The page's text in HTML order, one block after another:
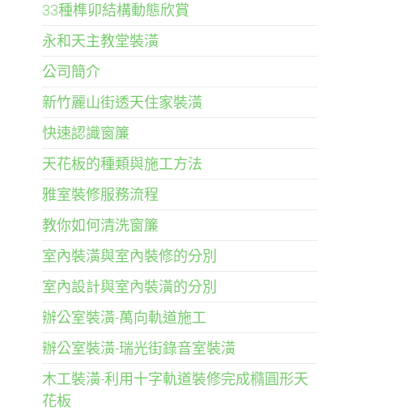
33種榫卯結構動態欣賞
永和天主教堂裝潢
公司簡介
新竹麗山街透天住家裝潢
快速認識窗簾
天花板的種類與施工方法
雅室裝修服務流程
教你如何清洗窗簾
室內裝潢與室內裝修的分別
室內設計與室內裝潢的分別
辦公室裝潢-萬向軌道施工
辦公室裝潢-瑞光街錄音室裝潢
木工裝潢-利用十字軌道裝修完成橢圓形天
花板